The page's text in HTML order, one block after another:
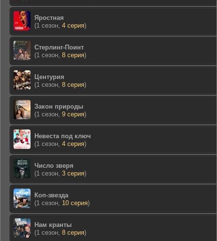
Яростная
(1 сезон, 4 серия)
Стерлинг-Поинт
(1 сезон, 8 серия)
Центурия
(1 сезон, 8 серия)
Закон природы
(1 сезон, 9 серия)
Невеста под ключ
(1 сезон, 4 серия)
Число зверя
(1 сезон, 3 серия)
Коп-звезда
(1 сезон, 10 серия)
Нам кранты
(1 сезон, 8 серия)